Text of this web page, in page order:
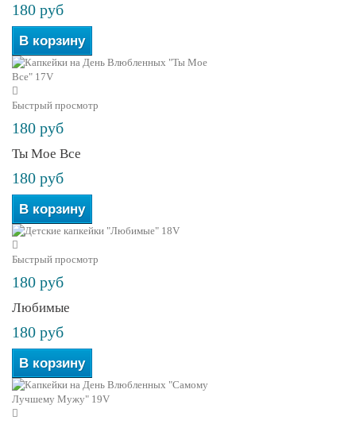
180 руб
В корзину
Быстрый просмотр
180 руб
Ты Мое Все
180 руб
В корзину
Быстрый просмотр
180 руб
Любимые
180 руб
В корзину